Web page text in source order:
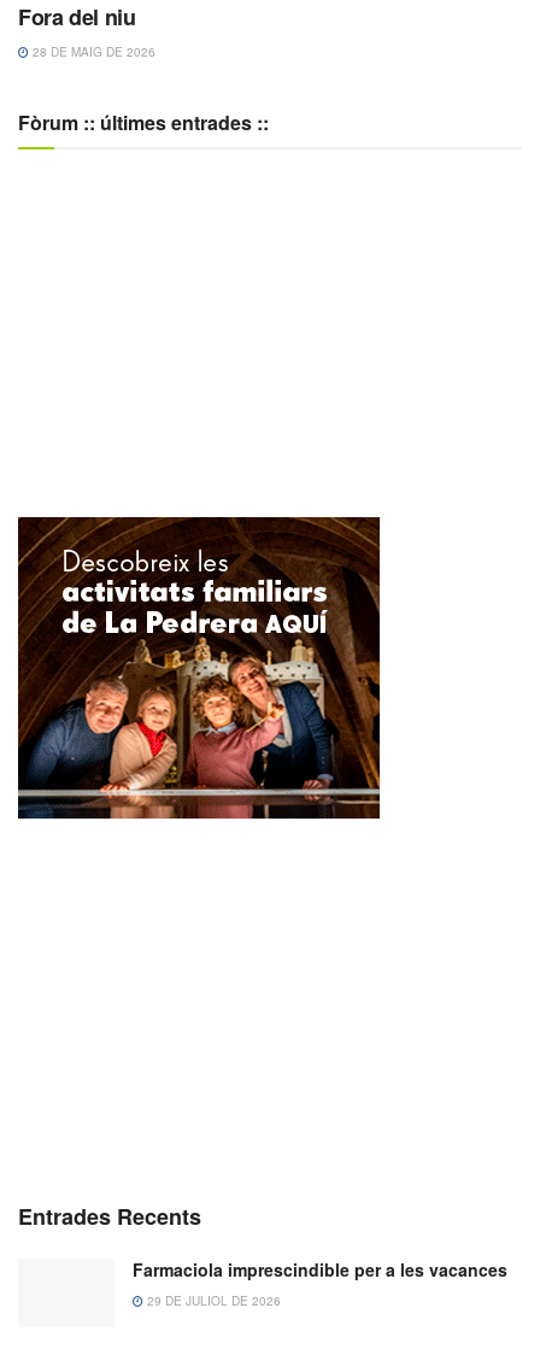
Fora del niu
28 DE MAIG DE 2026
Fòrum :: últimes entrades ::
Entrades Recents
Farmaciola imprescindible per a les vacances
29 DE JULIOL DE 2026